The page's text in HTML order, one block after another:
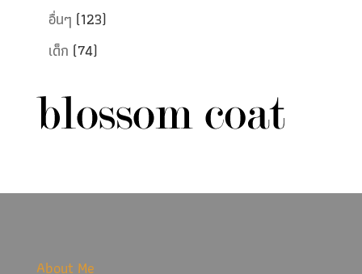
อื่นๆ (123)
เด็ก (74)
About Me